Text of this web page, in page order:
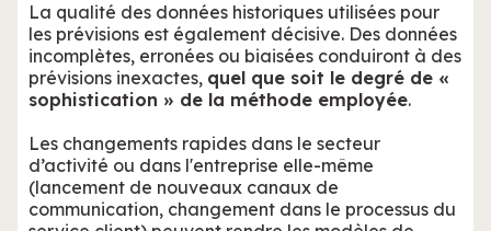
La qualité des données historiques utilisées pour
les prévisions est également décisive. Des données
incomplètes, erronées ou biaisées conduiront à des
prévisions inexactes, quel que soit le degré de «
sophistication » de la méthode employée.
Les changements rapides dans le secteur
d’activité ou dans l'entreprise elle-même
(lancement de nouveaux canaux de
communication, changement dans le processus du